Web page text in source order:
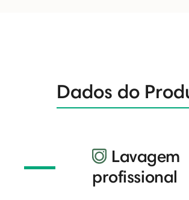
Dados do
Lavagem
profissional